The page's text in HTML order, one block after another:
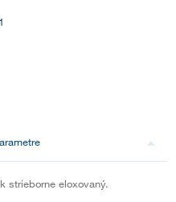
strieborne eloxovaný.